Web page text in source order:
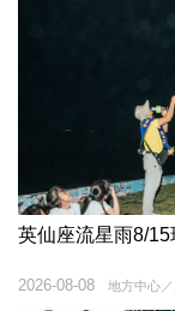
英仙座流星雨8/
地方中心
2026-08-08